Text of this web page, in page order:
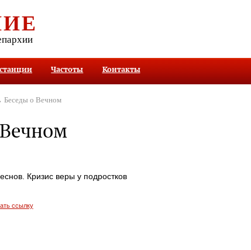
Частоты Контакты
Беседы о Вечном
Кризис веры у подростков
ссылку